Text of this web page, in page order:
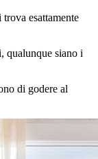
esattamente
qualunque siano i
di godere al